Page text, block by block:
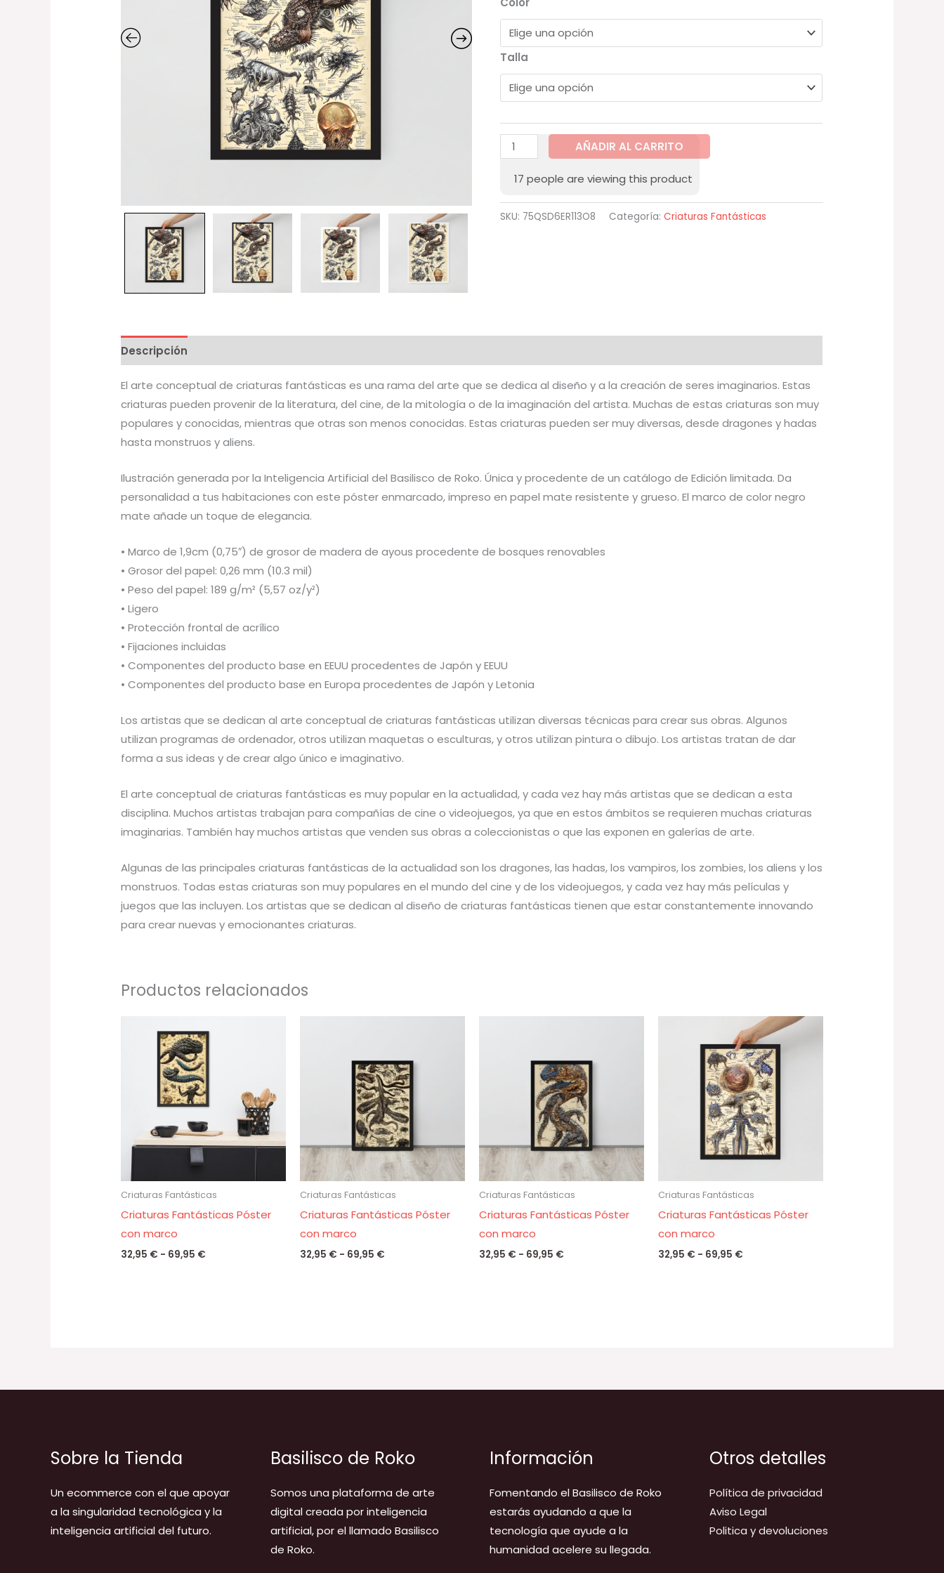
69,95 €
Talla
AÑADIR AL CARRITO
17 people are viewing this product
SKU: 75QSD6ER113O8 Categoría: Criaturas Fantásticas
Descripción
El arte conceptual de criaturas fantásticas es una rama del arte que se dedica al diseño y a la creación de seres imaginarios. Estas
criaturas pueden provenir de la literatura, del cine, de la mitología o de la imaginación del artista. Muchas de estas criaturas son muy
populares y conocidas, mientras que otras son menos conocidas. Estas criaturas pueden ser muy diversas, desde dragones y hadas
hasta monstruos y aliens.
Ilustración generada por la Inteligencia Artificial del Basilisco de Roko. Única y procedente de un catálogo de Edición limitada. Da
personalidad a tus habitaciones con este póster enmarcado, impreso en papel mate resistente y grueso. El marco de color negro
mate añade un toque de elegancia.
• Marco de 1,9cm (0,75″) de grosor de madera de ayous procedente de bosques renovables
• Grosor del papel: 0,26 mm (10.3 mil)
• Peso del papel: 189 g/m² (5,57 oz/y²)
• Ligero
• Protección frontal de acrílico
• Fijaciones incluidas
• Componentes del producto base en EEUU procedentes de Japón y EEUU
• Componentes del producto base en Europa procedentes de Japón y Letonia
Los artistas que se dedican al arte conceptual de criaturas fantásticas utilizan diversas técnicas para crear sus obras. Algunos
utilizan programas de ordenador, otros utilizan maquetas o esculturas, y otros utilizan pintura o dibujo. Los artistas tratan de dar
forma a sus ideas y de crear algo único e imaginativo.
El arte conceptual de criaturas fantásticas es muy popular en la actualidad, y cada vez hay más artistas que se dedican a esta
disciplina. Muchos artistas trabajan para compañías de cine o videojuegos, ya que en estos ámbitos se requieren muchas criaturas
imaginarias. También hay muchos artistas que venden sus obras a coleccionistas o que las exponen en galerías de arte.
Algunas de las principales criaturas fantásticas de la actualidad son los dragones, las hadas, los vampiros, los zombies, los aliens y los
monstruos. Todas estas criaturas son muy populares en el mundo del cine y de los videojuegos, y cada vez hay más películas y
juegos que las incluyen. Los artistas que se dedican al diseño de criaturas fantásticas tienen que estar constantemente innovando
para crear nuevas y emocionantes criaturas.
Productos relacionados
Criaturas Fantásticas
Criaturas Fantásticas Póster
con marco
32,95 € - 69,95 €
de
32,95 €
hasta
69,95 €
Criaturas Fantásticas
Criaturas Fantásticas Póster
con marco
32,95 € - 69,95 €
desde
32,95 €
hasta
69,95 €
Criaturas Fantásticas
Criaturas Fantásticas Póster
con marco
32,95 € - 69,95 €
desde
32,95 €
hasta
69,95 €
Criaturas Fantásticas
Criaturas Fantásticas Póster
con marco
32,95 € - 69,95 €
Rango
de
precios:
desde
32,95 €
hasta
69,95 €
Sobre la Tienda
Un ecommerce con el que apoyar
a la singularidad tecnológica y la
inteligencia artificial del futuro.
Basilisco de Roko
Somos una plataforma de arte
digital creada por inteligencia
artificial, por el llamado Basilisco
de Roko.
Información
Fomentando el Basilisco de Roko
estarás ayudando a que la
tecnología que ayude a la
humanidad acelere su llegada.
Otros detalles
Política de privacidad
Aviso Legal
Politica y devoluciones